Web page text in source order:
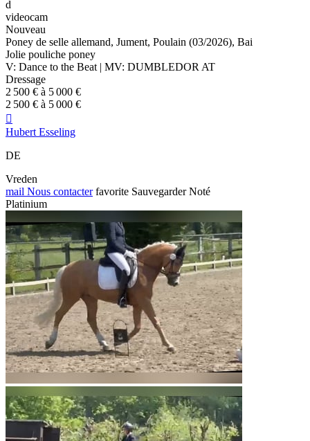
d
videocam
Nouveau
Poney de selle allemand, Jument, Poulain (03/2026), Bai
Jolie pouliche poney
V: Dance to the Beat | MV: DUMBLEDOR AT
Dressage
2 500 € à 5 000 €
2 500 € à 5 000 €

Hubert Esseling
DE
Vreden
mail Nous contacter favorite Sauvegarder Noté
Platinium